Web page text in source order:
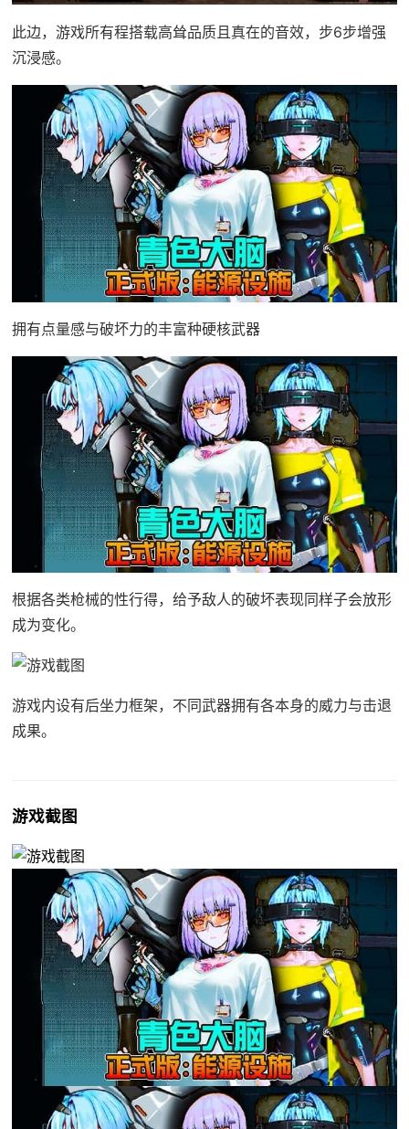
此边，游戏所有程搭载高耸品质且真在的音效，步6步增强
沉浸感。
拥有点量感与破坏力的丰富种硬核武器
根据各类枪械的性行得，给予敌人的破坏表现同样子会放形
成为变化。
游戏内设有后坐力框架，不同武器拥有各本身的威力与击退
成果。
游戏截图